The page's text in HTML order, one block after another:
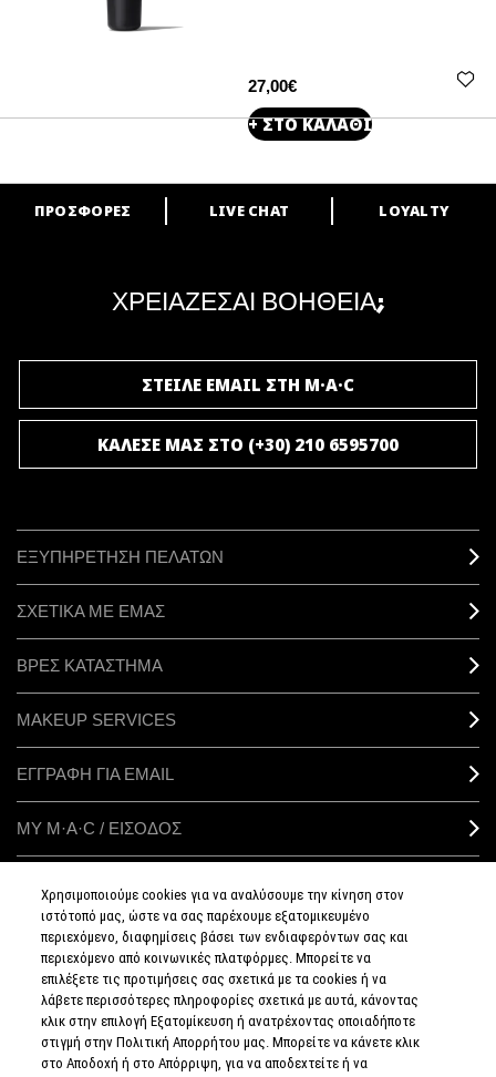
27,00€
+ ΣΤΟ ΚΑΛΑΘΙ
ARE YOU A M·A·C LOVER?
ΠΡΟΣΦΟΡΕΣ LIVE CHAT LOYALTY
ΧΡΕΙΑΖΕΣΑΙ ΒΟΗΘΕΙΑ;
ΣΤΕΙΛΕ EMAIL ΣΤΗ M·A·C
ΚΑΛΕΣΕ ΜΑΣ ΣΤΟ (+30) 210 6595700
ΕΞΥΠΗΡΕΤΗΣΗ ΠΕΛΑΤΩΝ
ΣΧΕΤΙΚΑ ΜΕ ΕΜΑΣ
ΒΡΕΣ ΚΑΤΑΣΤΗΜΑ
MAKEUP SERVICES
ΕΓΓΡΑΦΗ ΓΙΑ EMAIL
ΜΥ M·A·C / ΕΙΣΟΔΟΣ
ΣΥΝΔΕΘΕΙΤΕ
ΠΟΛΙΤΙΚΗ
ΑΠΟΡΡΗΤΟΥ
Χρησιμοποιούμε cookies για να αναλύσουμε την κίνηση στον
ιστότοπό μας, ώστε να σας παρέχουμε εξατομικευμένο
περιεχόμενο, διαφημίσεις βάσει των ενδιαφερόντων σας και
περιεχόμενο από κοινωνικές πλατφόρμες. Μπορείτε να
επιλέξετε τις προτιμήσεις σας σχετικά με τα cookies ή να
λάβετε περισσότερες πληροφορίες σχετικά με αυτά, κάνοντας
κλικ στην επιλογή Εξατομίκευση ή ανατρέχοντας οποιαδήποτε
στιγμή στην Πολιτική Απορρήτου μας. Μπορείτε να κάνετε κλικ
στο Αποδοχή ή στο Απόρριψη, για να αποδεχτείτε ή να